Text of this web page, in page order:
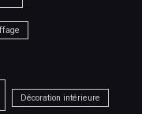
Décoration intérieure